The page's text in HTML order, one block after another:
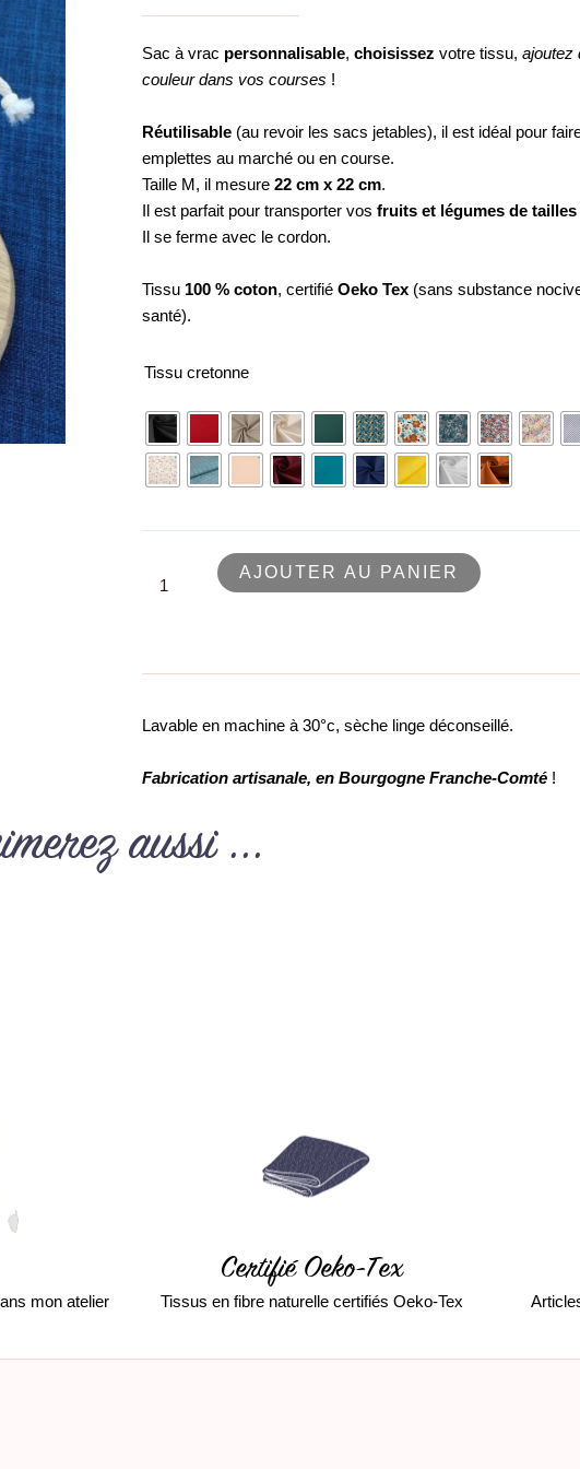
Sac à vrac personnalisable, choisissez votre tissu, ajoutez
couleur dans vos courses !
Réutilisable (au revoir les sacs jetables), il est idéal pour
emplettes au marché ou en course.
Taille M, il mesure 22 cm x 22 cm.
Il est parfait pour transporter vos fruits et légumes de
Il se ferme avec le cordon.
Tissu 100 % coton, certifié Oeko Tex (sans substance
santé).
Tissu cretonne
quantité
Sac
à
vrac
personnalisable,
AJOUTER AU PANIER
Lavable en machine à 30°c, sèche linge déconseillé.
Fabrication artisanale, en Bourgogne Franche-Comté !
aussi ...
mon atelier
Certifié Oeko-Tex
Tissus en fibre naturelle certifiés Oeko-Tex